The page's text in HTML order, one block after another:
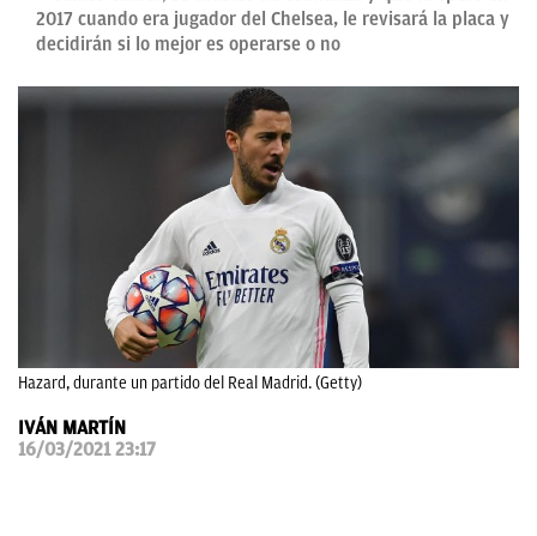
FEMENINO
2017 cuando era jugador del Chelsea, le revisará la placa y
decidirán si lo mejor es operarse o no
Hazard, durante un partido del Real Madrid. (Getty)
IVÁN MARTÍN
16/03/2021 23:17